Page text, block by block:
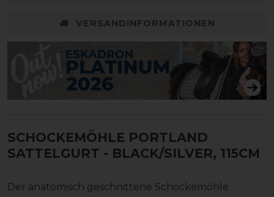
VERSANDINFORMATIONEN
SCHOCKEMÖHLE PORTLAND
SATTELGURT - BLACK/SILVER, 115CM
Der anatomisch geschnittene Schockemöhle